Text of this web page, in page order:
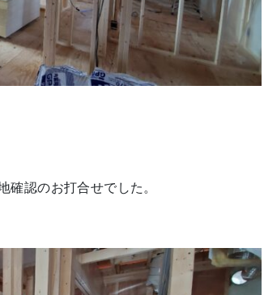
確認のお打合せでした。